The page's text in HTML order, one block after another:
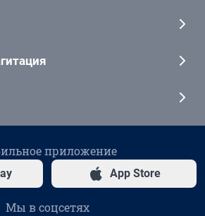
приложение
App Store
Мы в соцсетях